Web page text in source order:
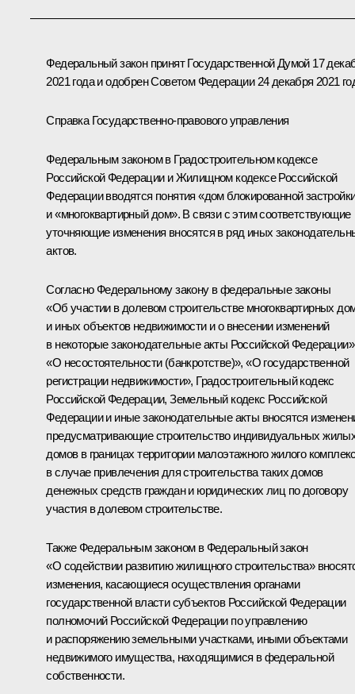
Федеральный закон принят Государственной Думой 17
2021 года и одобрен Советом Федерации 24 декабря 2021
Справка Государственно-правового управления
Федеральным законом в Градостроительном кодексе
Российской Федерации и Жилищном кодексе Российской
Федерации вводятся понятия «дом блокированной
и «многоквартирный дом». В связи с этим соответствующие
уточняющие изменения вносятся в ряд иных
актов.
Согласно Федеральному закону в федеральные законы
«Об участии в долевом строительстве многоквартирных
и иных объектов недвижимости и о внесении изменений
в некоторые законодательные акты Российской
«О несостоятельности (банкротстве)», «О государственной
регистрации недвижимости», Градостроительный кодекс
Российской Федерации, Земельный кодекс Российской
Федерации и иные законодательные акты вносятся
предусматривающие строительство индивидуальных
домов в границах территории малоэтажного жилого
в случае привлечения для строительства таких домов
денежных средств граждан и юридических лиц по договору
участия в долевом строительстве.
Также Федеральным законом в Федеральный закон
«О содействии развитию жилищного строительства»
изменения, касающиеся осуществления органами
государственной власти субъектов Российской Федерации
полномочий Российской Федерации по управлению
и распоряжению земельными участками, иными объектами
недвижимого имущества, находящимися в федеральной
собственности.